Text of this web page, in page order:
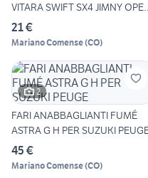
VITARA SWIFT SX4 JIMNY OPEL
A
21 €
Mariano Comense(CO)
2
FARI ANABBAGLIANTI FUMÉ
ASTRA G H PER SUZUKI
45 €
Mariano Comense(CO)